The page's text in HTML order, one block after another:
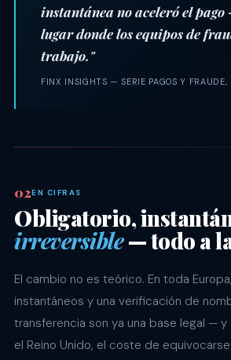
instantánea no aceleró el
lugar donde los equipos de
trabajo."
FINX INSIGHTS — SERIE PAGOS Y
EN CIFRAS
Obligatorio,
irreversible— todo a
El cambio no es teórico. En toda
instantáneos y una verificación de
transferencia son ya una base legal —
el Reino Unido, el coste de